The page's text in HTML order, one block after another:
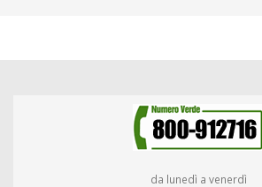
da lunedì a venerdì